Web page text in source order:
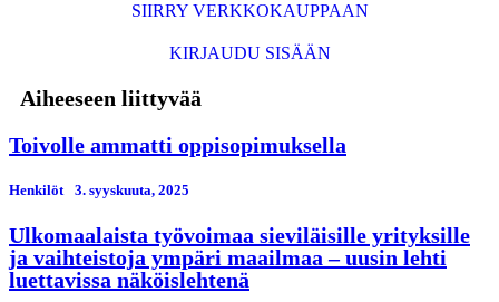
SIIRRY VERKKOKAUPPAAN
KIRJAUDU SISÄÄN
Aiheeseen liittyvää
Toivolle ammatti oppisopimuksella
Henkilöt 3. syyskuuta, 2025
Ulkomaalaista työvoimaa sieviläisille yrityksille
ja vaihteistoja ympäri maailmaa – uusin lehti
luettavissa näköislehtenä